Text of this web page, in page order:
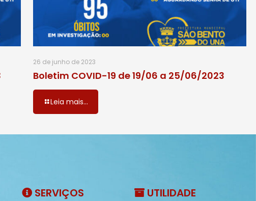
26 de junho de 2023
Boletim COVID-19 de 19/06 a 25/06/2023
Leia mais...
SERVIÇOS UTILIDADE